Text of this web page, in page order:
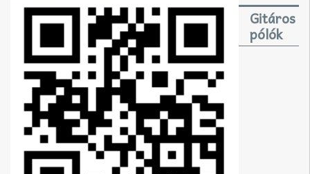
Gitáros
pólók